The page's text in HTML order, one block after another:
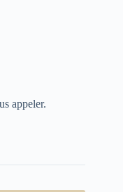
appeler.